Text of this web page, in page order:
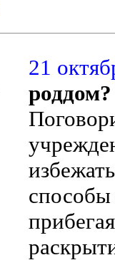
21
роддом?
способы